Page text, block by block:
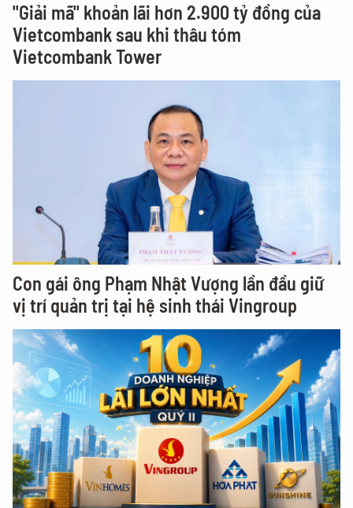
"Giải mã" khoản lãi hơn 2.900 tỷ đồng của
Vietcombank sau khi thâu tóm
Vietcombank Tower
Con gái ông Phạm Nhật Vượng lần đầu giữ
vị trí quản trị tại hệ sinh thái Vingroup